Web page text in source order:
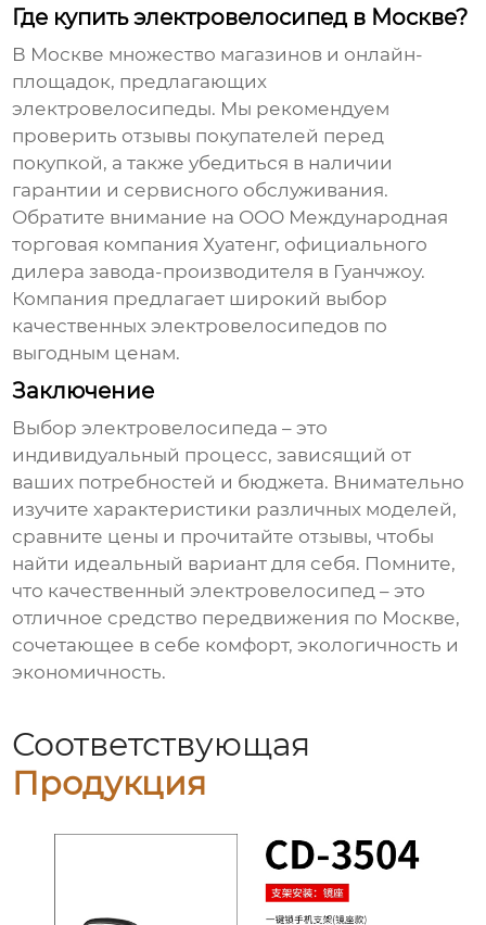
Где купить электровелосипед в Москве?
В Москве множество магазинов и онлайн-
площадок, предлагающих
электровелосипеды. Мы рекомендуем
проверить отзывы покупателей перед
покупкой, а также убедиться в наличии
гарантии и сервисного обслуживания.
Обратите внимание на ООО Международная
торговая компания Хуатенг, официального
дилера завода-производителя в Гуанчжоу.
Компания предлагает широкий выбор
качественныхэлектровелосипедов по
выгодным ценам.
Заключение
Выборэлектровелосипеда – это
индивидуальный процесс, зависящий от
ваших потребностей и бюджета. Внимательно
изучите характеристики различных моделей,
сравните цены и прочитайте отзывы, чтобы
найти идеальный вариант для себя. Помните,
что качественныйэлектровелосипед – это
отличное средство передвижения по Москве,
сочетающее в себе комфорт, экологичность и
экономичность.
Соответствующая
Продукция